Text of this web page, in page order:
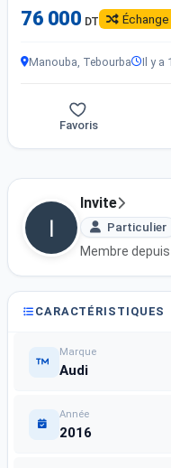
76 000 DT
Manouba, Tebourba Il y a
Favoris
Invite
Particulier
Membre depuis
CARACTÉRISTIQUES
Marque
Audi
Année
2016